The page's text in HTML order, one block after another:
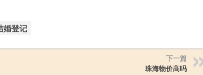
婚登记
下一篇
珠海物价高吗